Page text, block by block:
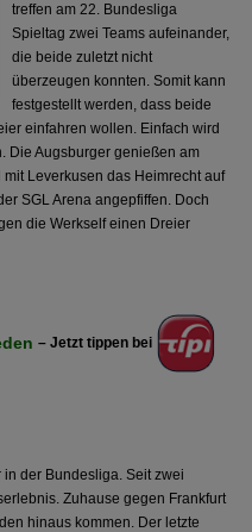
treffen am 22. Bundesliga
Spieltag zwei Teams aufeinander,
die beide zuletzt nicht
überzeugen konnten. Somit kann
festgestellt werden, dass beide
einfahren wollen. Einfach wird
Die Augsburger genießen am
Leverkusen das Heimrecht auf
SGL Arena angepfiffen. Doch
die Werkself einen Dreier
– Jetzt tippen bei
der Bundesliga. Seit zwei
Zuhause gegen Frankfurt
hinaus kommen. Der letzte